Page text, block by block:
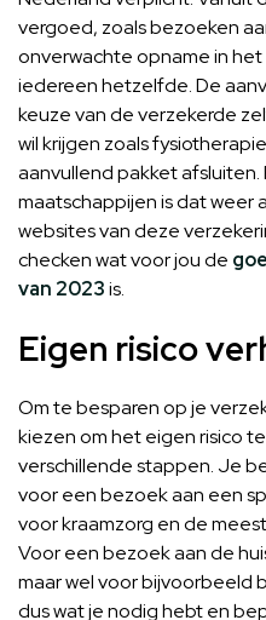
vergoed, zoals bezoeken
onverwachte opname in het
iedereen hetzelfde. De
keuze van de verzekerde
wil krijgen zoals
aanvullend pakket afsluiten.
maatschappijen is dat weer
websites van deze
checken wat voor jou de
van 2023is.
Eigen risico
Om te besparen op je
kiezen om het eigen risico
verschillende stappen. Je
voor een bezoek aan een
voor kraamzorg en de
Voor een bezoek aan de
maar wel voor bijvoorbeeld
dus wat je nodig hebt en